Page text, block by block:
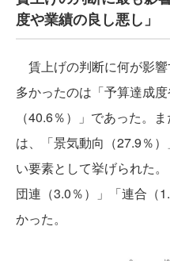
度や業績の良し悪し」
賃上げの判断に何が影
多かったのは「予算達成
（40.6％）」であった。
は、「景気動向（27.9％
い要素として挙げられた
団連（3.0％）」「連合（
かった。